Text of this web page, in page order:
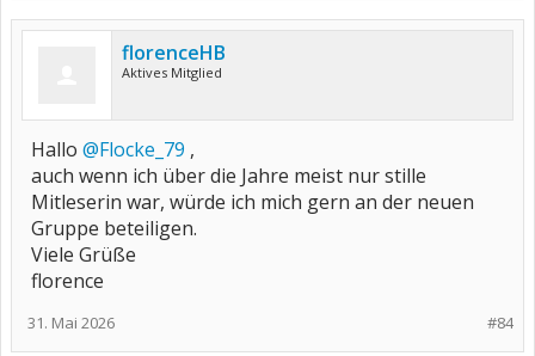
florenceHB
Aktives Mitglied
Hallo @Flocke_79 ,
auch wenn ich über die Jahre meist nur stille
Mitleserin war, würde ich mich gern an der neuen
Gruppe beteiligen.
Viele Grüße
florence
#84
31. Mai 2026